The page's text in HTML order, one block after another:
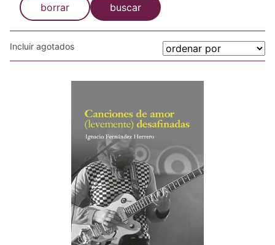
borrar buscar
Incluir agotados